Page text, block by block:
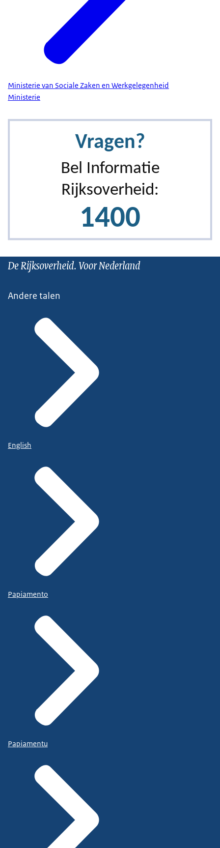
Ministerie van Sociale Zaken en Werkgelegenheid
Ministerie
De Rijksoverheid. Voor Nederland
Andere talen
English
Papiamento
Papiamentu